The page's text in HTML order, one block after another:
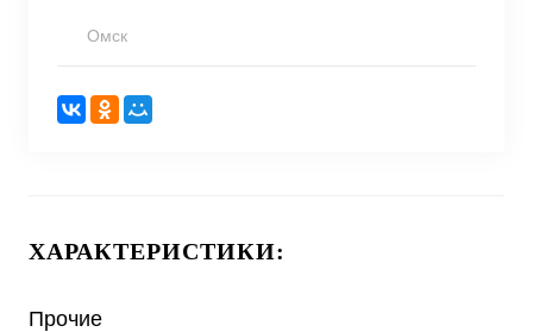
Омск
ХАРАКТЕРИСТИКИ:
Прочие